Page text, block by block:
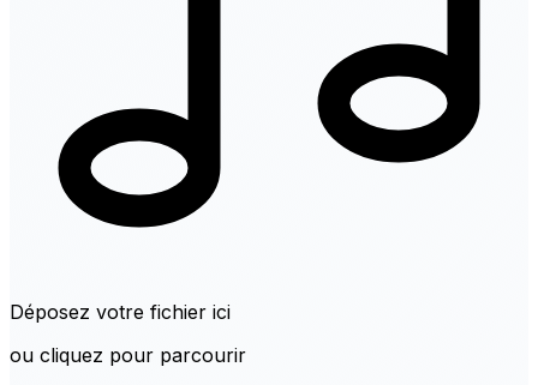
Déposez votre fichier ici
ou cliquez pour parcourir